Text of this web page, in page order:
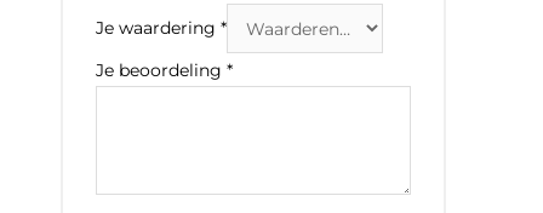
Je waardering*
Je beoordeling*